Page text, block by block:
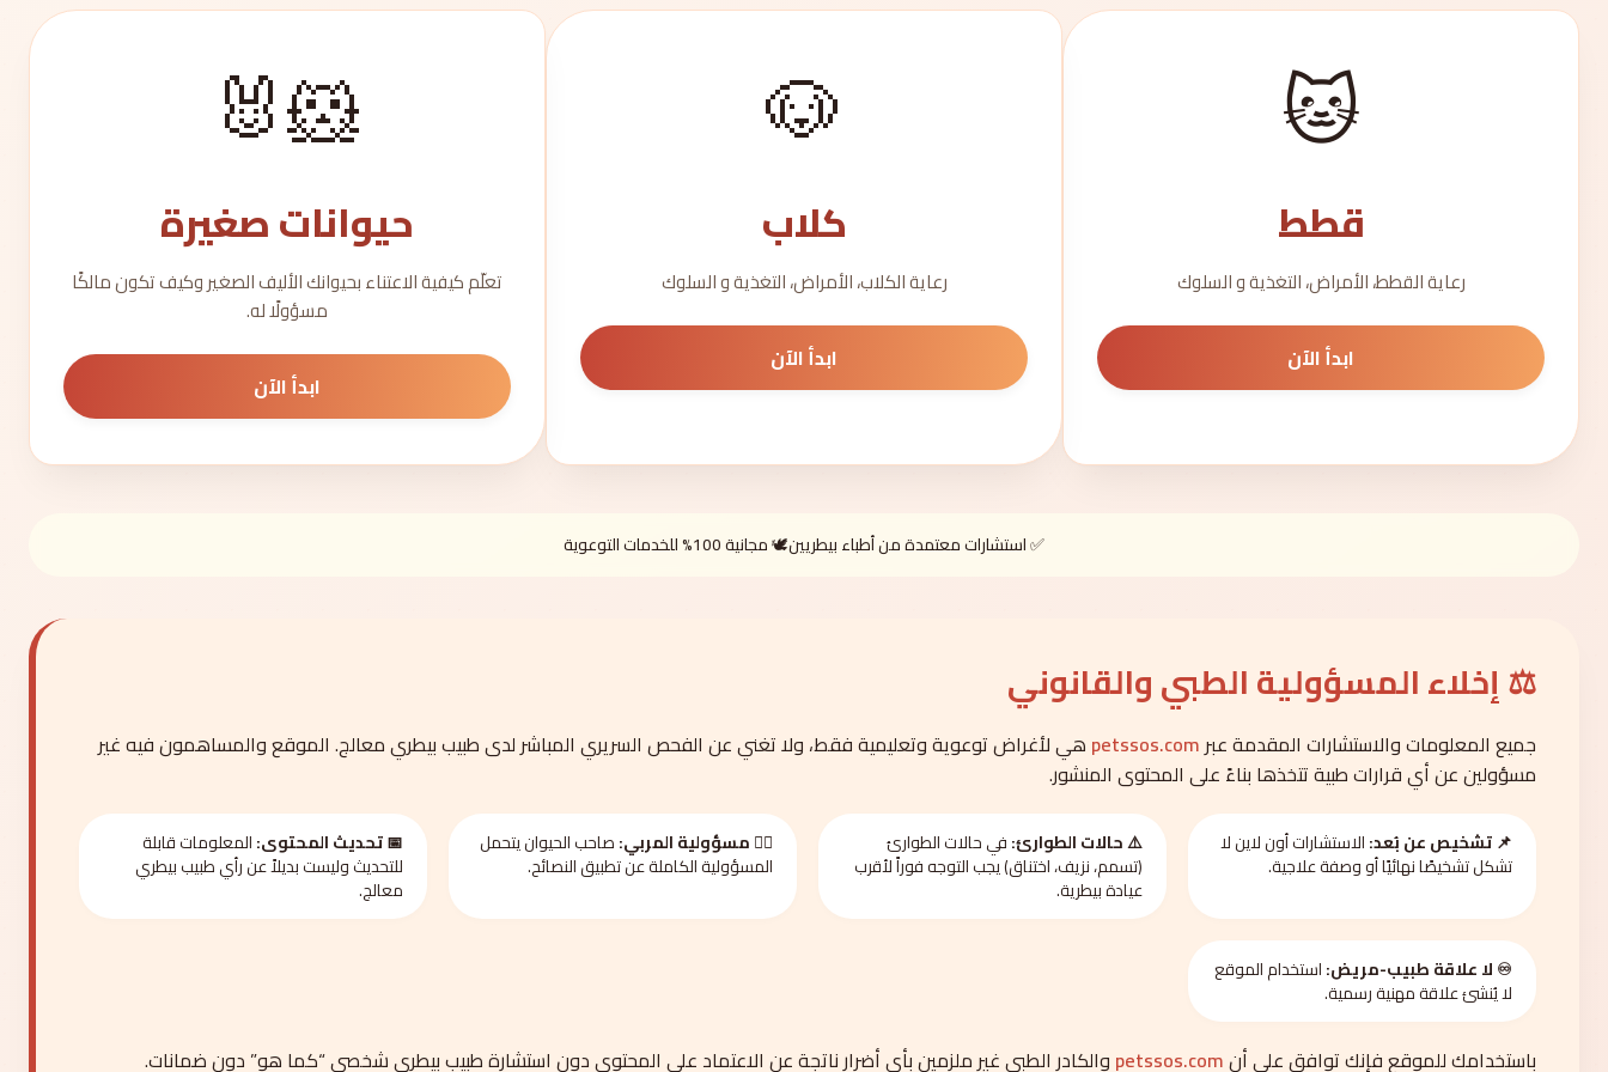
🐱
قطط
رعاية القطط، الأمراض، التغذية و السلوك
ابدأ الآن
🐶
كلاب
رعاية الكلاب، الأمراض، التغذية و السلوك
ابدأ الآن
🐹🐰
حيوانات صغيرة
تعلّم كيفية الاعتناء بحيوانك الأليف الصغير وكيف تكون مالكًا
مسؤولًا له.
ابدأ الآن
✅ استشارات معتمدة من أطباء بيطريين🕊️ مجانية 100% للخدمات التوعوية
⚖️ إخلاء المسؤولية الطبي والقانوني
جميع المعلومات والاستشارات المقدمة عبرpetssos.com هي لأغراض توعوية وتعليمية فقط، ولا تغني عن الفحص السريري المباشر لدى طبيب بيطري معالج. الموقع والمساهمون فيه غير
مسؤولين عن أي قرارات طبية تتخذها بناءً على المحتوى المنشور.
📌 تشخيص عن بُعد:الاستشارات أون لاين لا
تشكل تشخيصًا نهائيًا أو وصفة علاجية.
⚠️ حالات الطوارئ:في حالات الطوارئ
(تسمم، نزيف، اختناق) يجب التوجه فوراً لأقرب
عيادة بيطرية.
🧑‍⚕️ مسؤولية المربي:صاحب الحيوان يتحمل
المسؤولية الكاملة عن تطبيق النصائح.
📅 تحديث المحتوى:المعلومات قابلة
للتحديث وليست بديلاً عن رأي طبيب بيطري
معالج.
♾️ لا علاقة طبيب-مريض:استخدام الموقع
لا يُنشئ علاقة مهنية رسمية.
باستخدامك للموقع فإنك توافق على أنpetssos.com والكادر الطبي غير ملزمين بأي أضرار ناتجة عن الاعتماد على المحتوى دون استشارة طبيب بيطري شخصي “كما هو” دون ضمانات.